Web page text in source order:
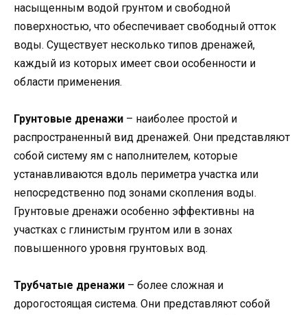
насыщенным водой грунтом и свободной
поверхностью, что обеспечивает свободный отток
воды. Существует несколько типов дренажей,
каждый из которых имеет свои особенности и
области применения.
Грунтовые дренажи – наиболее простой и
распространенный вид дренажей. Они представляют
собой систему ям с наполнителем, которые
устанавливаются вдоль периметра участка или
непосредственно под зонами скопления воды.
Грунтовые дренажи особенно эффективны на
участках с глинистым грунтом или в зонах
повышенного уровня грунтовых вод.
Трубчатые дренажи – более сложная и
дорогостоящая система. Они представляют собой